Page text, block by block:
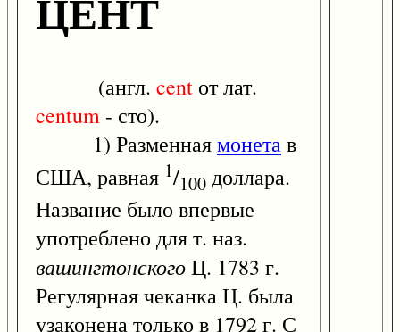
(англ. cent от лат.
centum - сто).
1) Разменнаямонетав
США, равная 1/100 доллара.
Название было впервые
употреблено для т. наз.
вашингтонскогоЦ. 1783 г.
Регулярная чеканка Ц. была
узаконена только в 1792 г. С